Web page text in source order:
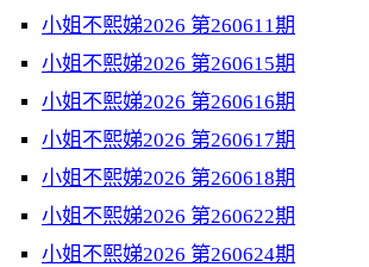
小姐不熙娣2026 第260611期
小姐不熙娣2026 第260615期
小姐不熙娣2026 第260616期
小姐不熙娣2026 第260617期
小姐不熙娣2026 第260618期
小姐不熙娣2026 第260622期
小姐不熙娣2026 第260624期